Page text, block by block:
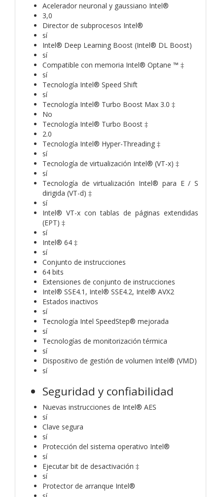
Acelerador neuronal y gaussiano Intel®
3,0
Director de subprocesos Intel®
sí
Intel® Deep Learning Boost (Intel® DL Boost)
sí
Compatible con memoria Intel® Optane ™ ‡
sí
Tecnología Intel® Speed ​​Shift
sí
Tecnología Intel® Turbo Boost Max 3.0 ‡
No
Tecnología Intel® Turbo Boost ‡
2.0
Tecnología Intel® Hyper-Threading ‡
sí
Tecnología de virtualización Intel® (VT-x) ‡
sí
Tecnología de virtualización Intel® para E / S
dirigida (VT-d) ‡
sí
Intel® VT-x con tablas de páginas extendidas
(EPT) ‡
sí
Intel® 64 ‡
sí
Conjunto de instrucciones
64 bits
Extensiones de conjunto de instrucciones
Intel® SSE4.1, Intel® SSE4.2, Intel® AVX2
Estados inactivos
sí
Tecnología Intel SpeedStep® mejorada
sí
Tecnologías de monitorización térmica
sí
Dispositivo de gestión de volumen Intel® (VMD)
sí
Seguridad y confiabilidad
Nuevas instrucciones de Intel® AES
sí
Clave segura
sí
Protección del sistema operativo Intel®
sí
Ejecutar bit de desactivación ‡
sí
Protector de arranque Intel®